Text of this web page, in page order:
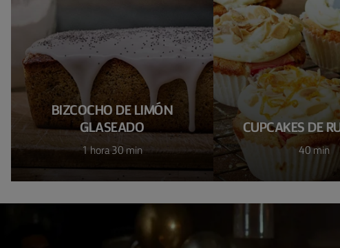
BIZCOCHO DE LIMÓN
GLASEADO
1 hora 30 min
CUPCAKES DE
40 min